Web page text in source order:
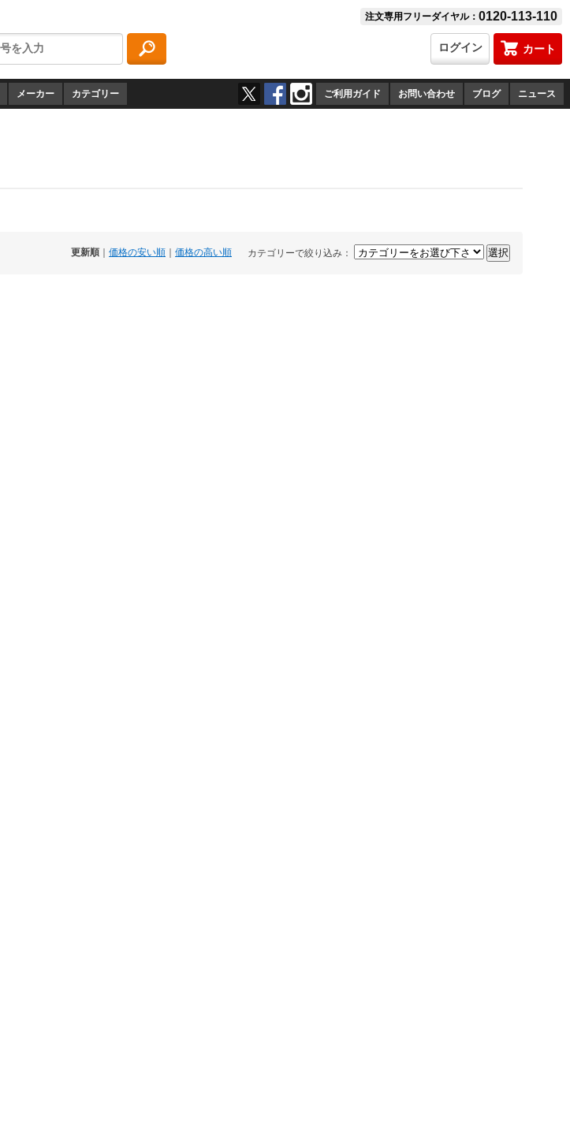
注文専用フリーダイヤル： 0120-113-110
カート
ログイン
メーカー カテゴリー ご利用ガイド お問い合わせ ブログ ニュース
カテゴリーで絞り込み：
更新順 価格の安い順 価格の高い順